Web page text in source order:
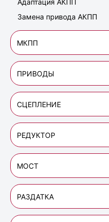
Адаптация АКПП
Замена привода АКПП
МКПП
ПРИВОДЫ
СЦЕПЛЕНИЕ
РЕДУКТОР
МОСТ
РАЗДАТКА